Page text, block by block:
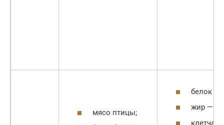
мясо птицы;
белок —
жир —